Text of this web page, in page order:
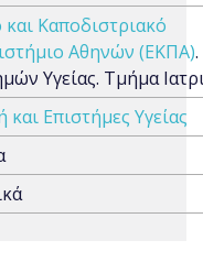
και Καποδιστριακό
Αθηνών (ΕΚΠΑ)
Υγείας. Τμήμα
και Επιστήμες Υγείας